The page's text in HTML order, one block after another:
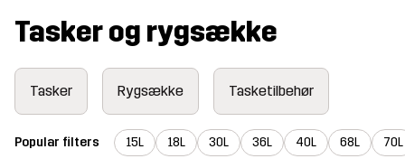
Tasker og rygsække
Tasker Rygsække Tasketilbehør
Popular filters 15L 18L 30L 36L 40L 68L 70L